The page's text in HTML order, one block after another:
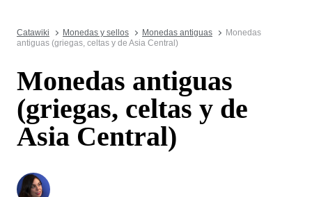
Catawiki Monedas y sellos Monedas antiguas
Monedas
antiguas (griegas, celtas y de Asia Central)
Monedas antiguas
(griegas, celtas y de
Asia Central)